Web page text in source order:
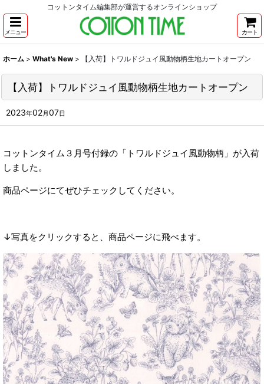
コットンタイム編集部が運営するオンラインショップ
メニュー カート
ホーム > What's New > 【入荷】トワルドジュイ風動物柄生地カートオープン
【入荷】トワルドジュイ風動物柄生地カートオープン
2023年02月07日
コットンタイム３月号付録の「トワルドジュイ風動物柄」が入荷
しました。
商品ページにてぜひチェックしてください。
↓写真をクリックすると、商品ページに飛べます。